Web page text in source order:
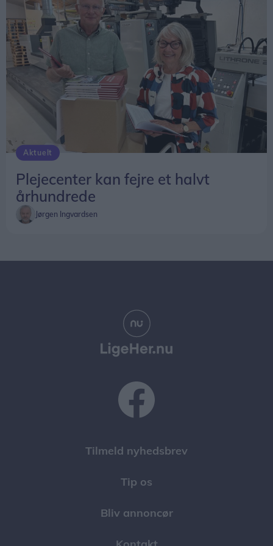
Aktuelt
Plejecenter kan fejre et halvt
århundrede
Jørgen Ingvardsen
Tilmeld nyhedsbrev
Tip os
Bliv annoncør